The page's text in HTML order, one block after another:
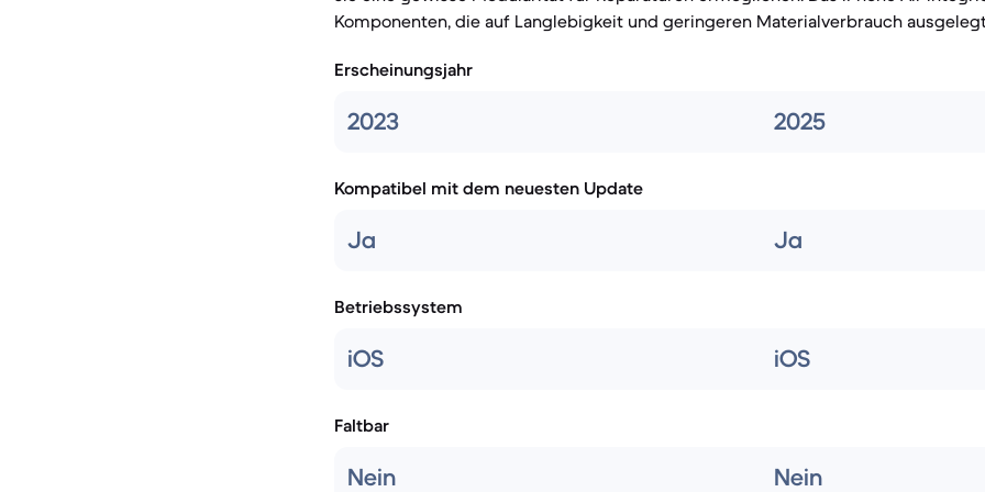
Komponenten, die auf Langlebigkeit und geringeren Materialverbrauch
Erscheinungsjahr
2023 2025
Kompatibel mit dem neuesten Update
Ja Ja
Betriebssystem
iOS iOS
Faltbar
Nein Nein